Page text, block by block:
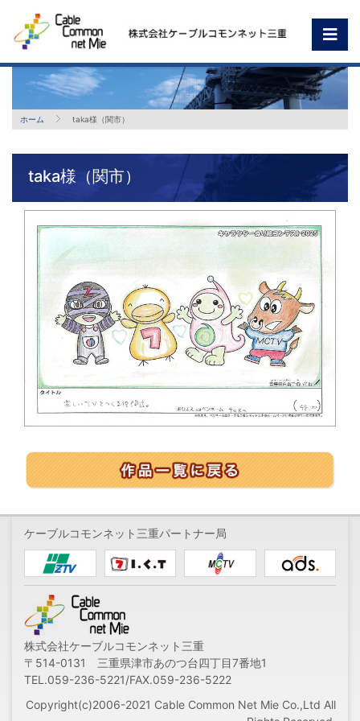
ホーム taka様（関市）
taka様（関市）
ケーブルコモンネット三重パートナー局
株式会社ケーブルコモンネット三重
〒514-0131 三重県津市あのつ台四丁目7番地1
TEL.059-236-5221/FAX.059-236-5222
Copyright(c)2006-2021 Cable Common Net Mie Co.,Ltd All